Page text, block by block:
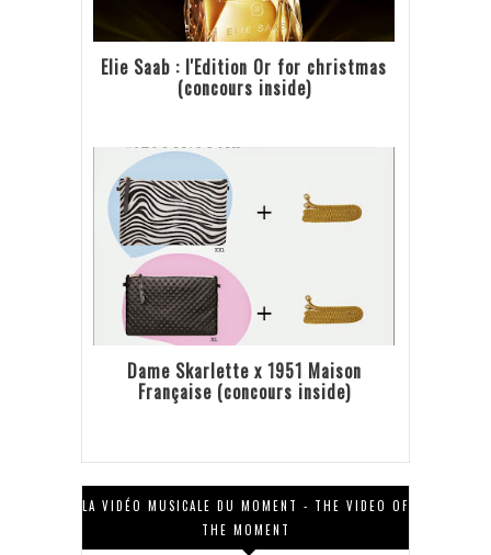
Elie Saab : l'Edition Or for christmas
(concours inside)
Dame Skarlette x 1951 Maison
Française (concours inside)
LA VIDÉO MUSICALE DU MOMENT - THE VIDEO OF
THE MOMENT